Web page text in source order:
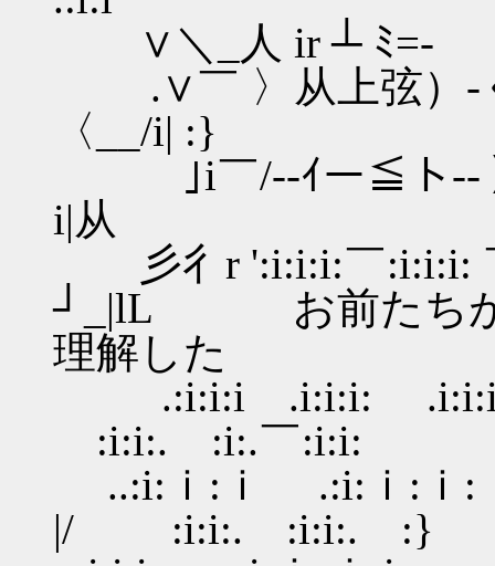
∨＼_人 ir ┴ ﾐ
.∨￣ 〉从上弦
〈__/i| :}
｣i￣/--ｲー≦ト--
i|从
彡彳r ':i:i:i:￣
┘_|lL お前たちが
理解した
.:i:i:i
:i:i:. :i:.￣:i:i:
..:i:ｉ:ｉ
|/ :i:i:. :i:i:. :}